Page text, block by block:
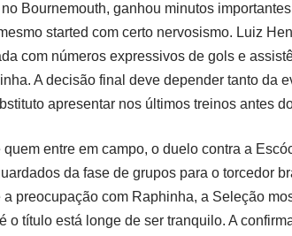
Bournemouth, ganhou minutos
started com certo nervosismo. Luiz
com números expressivos de gols e
A decisão final deve depender tanto da
apresentar nos últimos treinos antes
quem entre em campo, o duelo contra a
da fase de grupos para o torcedor
preocupação com Raphinha, a Seleção
o título está longe de ser tranquilo. A